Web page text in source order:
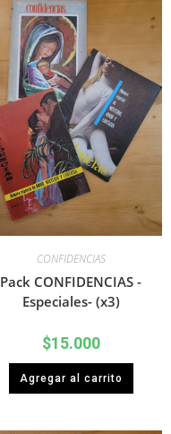
CONFIDENCIAS
Pack CONFIDENCIAS -
Especiales- (x3)
$15.000
Agregar al carrito